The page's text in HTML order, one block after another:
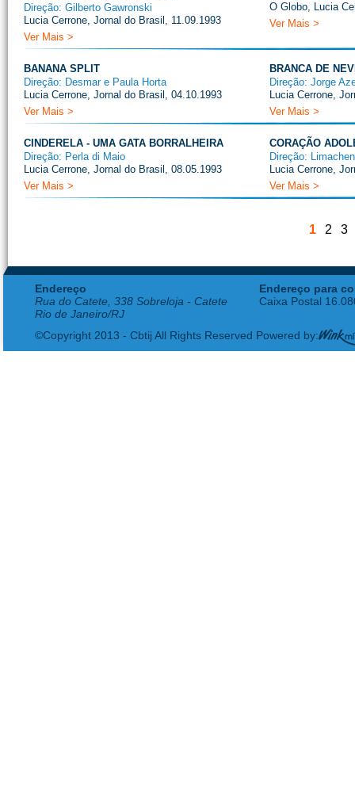
Direção: Gilberto Gawronski
Lucia Cerrone, Jornal do Brasil, 11.09.1993
Ver Mais >
O Globo, Lucia
Ver Mais >
BANANA SPLIT
Direção: Desmar e Paula Horta
Lucia Cerrone, Jornal do Brasil, 04.10.1993
Ver Mais >
BRANCA DE
Direção: Jorge
Lucia Cerrone,
Ver Mais >
CINDERELA - UMA GATA BORRALHEIRA
Direção: Perla di Maio
Lucia Cerrone, Jornal do Brasil, 08.05.1993
Ver Mais >
CORAÇÃO
Direção:
Lucia Cerrone,
Ver Mais >
1 2 3
Endereço
Rua do Catete, 338 Sobreloja - Catete
Rio de Janeiro/RJ
Endereço para
Caixa Postal
©Copyright 2013 - Cbtij All Rights Reserved Powered by: